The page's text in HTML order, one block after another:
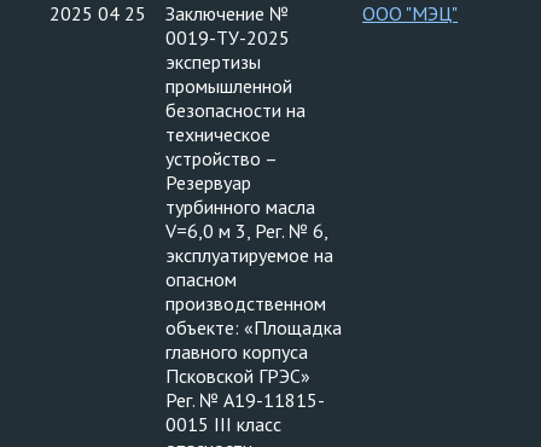
2025 04 25
Заключение №
0019-ТУ-2025
экспертизы
промышленной
безопасности на
техническое
устройство –
Резервуар
турбинного масла
V=6,0 м 3, Рег. № 6,
эксплуатируемое на
опасном
производственном
объекте: «Площадка
главного корпуса
Псковской ГРЭС»
Рег. № А19-11815-
0015 III класс
ООО "МЭЦ"